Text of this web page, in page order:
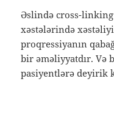
Əslində cross-
xəstələrində
proqressiyanın
bir əməliyyatdır. Və
pasiyentlərə deyirik